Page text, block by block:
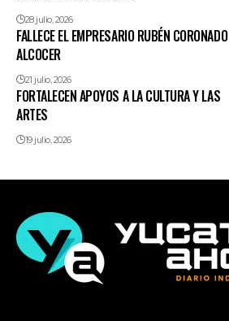
28 julio, 2026
FALLECE EL EMPRESARIO RUBÉN CORONADO
ALCOCER
21 julio, 2026
FORTALECEN APOYOS A LA CULTURA Y LAS
ARTES
19 julio, 2026